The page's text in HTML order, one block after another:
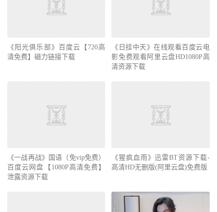
《阳光俱乐部》百度云【720高
清免费】磁力链接下载
《日挂中天》在线观看百度云电
影免费观看阿里云盘HD1080P高
清资源下载
《一战再战》国语（免vip免费）
百度云网盘【1080P高清免费】
泄露资源下载
《猩疯血雨》迅雷BT资源下载-
高清HD无删版(阿里云盘)免费版